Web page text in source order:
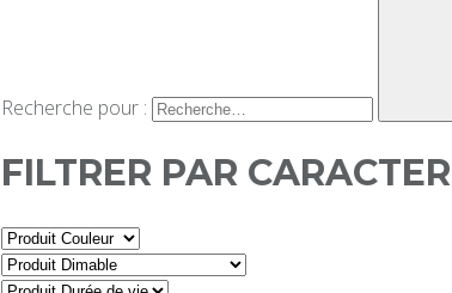
Recherche pour :
FILTRER PAR